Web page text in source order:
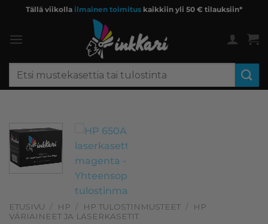
content
Tällä viikolla ilmainen toimitus kaikkiin yli 50 € tilauksiin*
Etsi:
ETUSIVU / HP / HP TULOSTINMUSTEET /
HP
VÄRIAINEET JA LASERKASETIT